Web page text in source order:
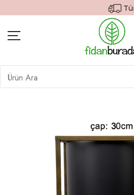
Tüm
BITKILER
İÇ MEKAN BITKILERI
DIŞ MEKAN BITKILERI
HEDIYE GÖNDER